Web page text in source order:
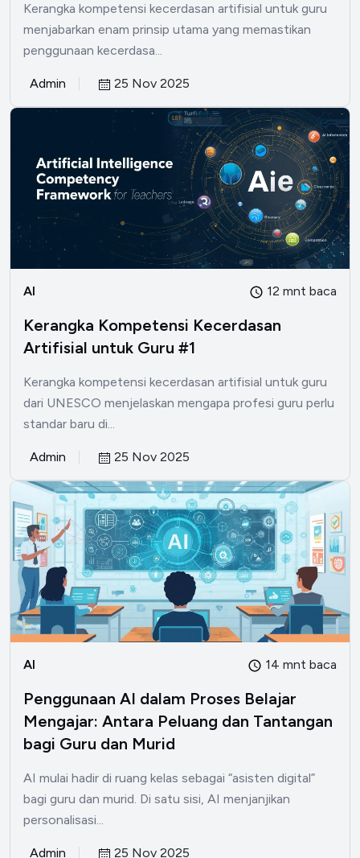
Kerangka kompetensi kecerdasan artifisial untuk guru
menjabarkan enam prinsip utama yang memastikan
penggunaan kecerdasa...
Admin 25 Nov 2025
AI 12 mnt baca
Kerangka Kompetensi Kecerdasan
Artifisial untuk Guru #1
Kerangka kompetensi kecerdasan artifisial untuk guru
dari UNESCO menjelaskan mengapa profesi guru perlu
standar baru di...
Admin 25 Nov 2025
AI 14 mnt baca
Penggunaan AI dalam Proses Belajar
Mengajar: Antara Peluang dan Tantangan
bagi Guru dan Murid
AI mulai hadir di ruang kelas sebagai “asisten digital”
bagi guru dan murid. Di satu sisi, AI menjanjikan
personalisasi...
Admin 25 Nov 2025